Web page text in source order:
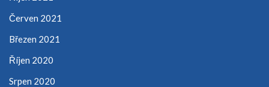
Červen 2021
Březen 2021
Říjen 2020
Srpen 2020